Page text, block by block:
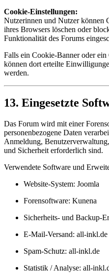
Cookie-Einstellungen:
Nutzerinnen und Nutzer können
ihres Browsers löschen oder
Funktionalität des Forums
Falls ein Cookie-Banner oder
können dort erteilte
werden.
13. Eingesetzte
Das Forum wird mit einer
personenbezogene Daten
Anmeldung,
und Sicherheit erforderlich sind.
Verwendete Software und
Website-System: Joomla
Forensoftware: Kunena
Sicherheits- und Backup-
E-Mail-Versand: all-inkl.de
Spam-Schutz: all-inkl.de
Statistik / Analyse: all-